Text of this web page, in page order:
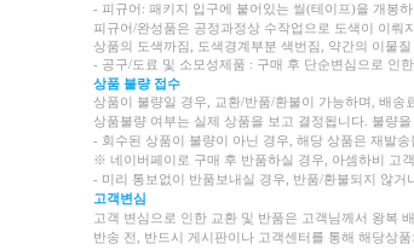
- 피규어: 패키지 입구에 붙어있는 씰(테이프)을 개봉
피규어/완성품은 공정과정상 수작업으로 도색이 이뤄
상품의 도색까짐, 도색경계부분 색번짐, 약간의 이물
- 공구/도료 및 소모성제품 : 구매 후 단순변심으로 인
상품 불량 접수
상품이 불량일 경우, 교환/반품/환불이 가능하며, 배송
상품불량 여부는 실제 상품을 보고 결정됩니다. 불량
- 회수된 상품이 불량이 아닌 경우, 해당 상품은 재발
※ 네이버페이로 구매 후 반품하실 경우, 아셈하비 고
- 미리 통보없이 반품보내실 경우, 반품/환불되지 않
고객변심
고객 변심으로 인한 교환 및 반품은 고객님께서 왕복
반송 전, 반드시 게시판이나 고객센터를 통해 해당상